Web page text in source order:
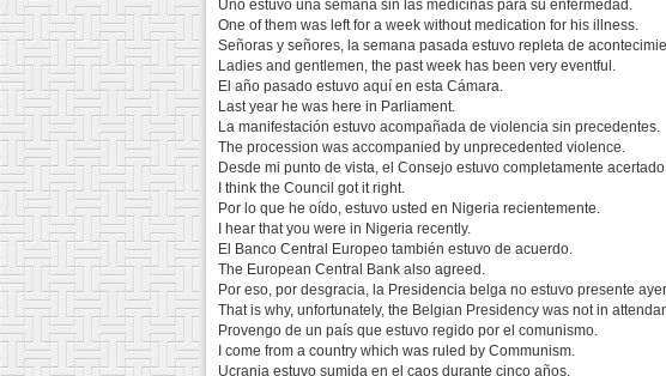
Uno estuvo una semana sin las medicinas para su enfermedad.
One of them was left for a week without medication for his illness.
Señoras y señores, la semana pasada estuvo repleta de
Ladies and gentlemen, the past week has been very eventful.
El año pasado estuvo aquí en esta Cámara.
Last year he was here in Parliament.
La manifestación estuvo acompañada de violencia sin precedentes.
The procession was accompanied by unprecedented violence.
Desde mi punto de vista, el Consejo estuvo completamente
I think the Council got it right.
Por lo que he oído, estuvo usted en Nigeria recientemente.
I hear that you were in Nigeria recently.
El Banco Central Europeo también estuvo de acuerdo.
The European Central Bank also agreed.
Por eso, por desgracia, la Presidencia belga no estuvo presente
That is why, unfortunately, the Belgian Presidency was not in
Provengo de un país que estuvo regido por el comunismo.
I come from a country which was ruled by Communism.
Ucrania estuvo sumida en el caos durante cinco años.